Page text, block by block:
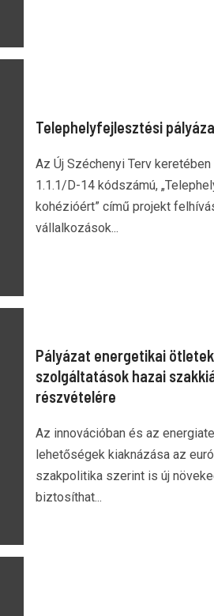
Telephelyfejlesztési
Az Új Széchenyi Terv
1.1.1/D-14 kódszámú,
kohézióért” című projekt
vállalkozások...
Pályázat energetikai
szolgáltatások hazai
részvételére
Az innovációban és az
lehetőségek kiaknázása az
szakpolitika szerint is új
biztosíthat...